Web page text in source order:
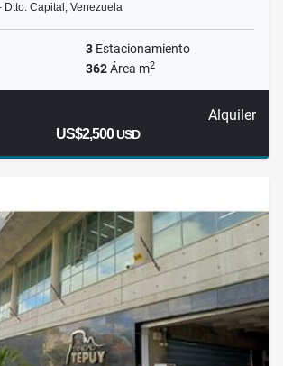
Dtto. Capital, Venezuela
3 Estacionamiento
362Área m2
Alquiler
US$2,500USD